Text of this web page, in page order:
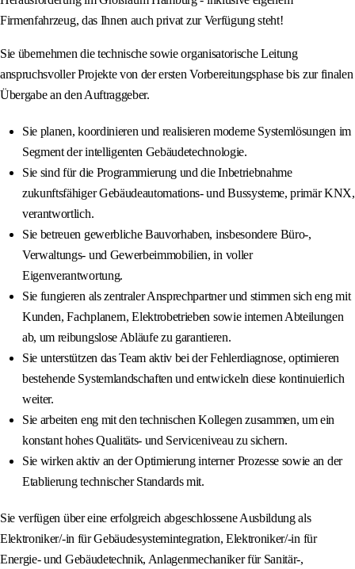
Firmenfahrzeug, das Ihnen auch privat zur Verfügung steht!
Sie übernehmen die technische sowie organisatorische Leitung
anspruchsvoller Projekte von der ersten Vorbereitungsphase bis zur finalen
Übergabe an den Auftraggeber.
Sie planen, koordinieren und realisieren moderne Systemlösungen im
Segment der intelligenten Gebäudetechnologie.
Sie sind für die Programmierung und die Inbetriebnahme
zukunftsfähiger Gebäudeautomations- und Bussysteme, primär KNX,
verantwortlich.
Sie betreuen gewerbliche Bauvorhaben, insbesondere Büro-,
Verwaltungs- und Gewerbeimmobilien, in voller
Eigenverantwortung.
Sie fungieren als zentraler Ansprechpartner und stimmen sich eng mit
Kunden, Fachplanern, Elektrobetrieben sowie internen Abteilungen
ab, um reibungslose Abläufe zu garantieren.
Sie unterstützen das Team aktiv bei der Fehlerdiagnose, optimieren
bestehende Systemlandschaften und entwickeln diese kontinuierlich
weiter.
Sie arbeiten eng mit den technischen Kollegen zusammen, um ein
konstant hohes Qualitäts- und Serviceniveau zu sichern.
Sie wirken aktiv an der Optimierung interner Prozesse sowie an der
Etablierung technischer Standards mit.
Sie verfügen über eine erfolgreich abgeschlossene Ausbildung als
Elektroniker/-in für Gebäudesystemintegration, Elektroniker/-in für
Energie- und Gebäudetechnik, Anlagenmechaniker für Sanitär-,